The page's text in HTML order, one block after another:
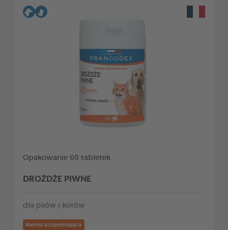
Opakowanie 60 tabletek
DROŻDŻE PIWNE
dla psów i kotów
Karma uzupełniająca